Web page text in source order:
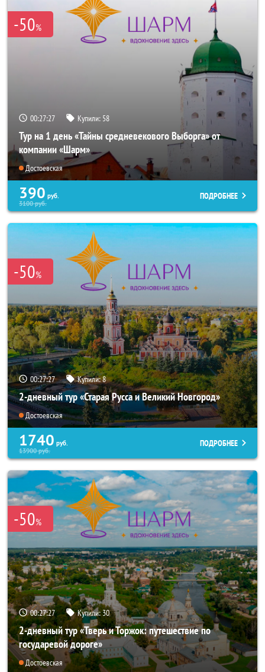
-50%
00:27:26 Купили: 58
Тур на 1 день «Тайны средневекового Выборга» от
компании «Шарм»
Достоевская
390 руб.
3100руб.
ПОДРОБНЕЕ
-50%
00:27:26 Купили:8
2-дневный тур «Старая Русса и Великий Новгород»
Достоевская
1740 руб.
13900руб.
ПОДРОБНЕЕ
-50%
00:27:26 Купили:30
2-дневный тур «Тверь и Торжок: путешествие по
государевой дороге»
Достоевская